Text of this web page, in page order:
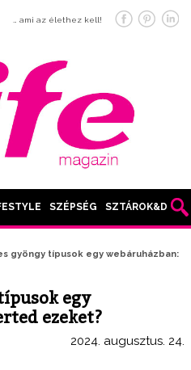
… ami az élethez kell!
SZÉPSÉG SZTÁROK&DIVAT
gyöngy típusok egy webáruházban:
egy
ezeket?
2024. augusztus. 24.